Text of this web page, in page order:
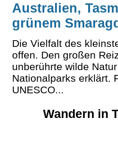
Australien,
grünem Smaragd
Die Vielfalt des
offen. Den großen
unberührte wilde
Nationalparks erklärt.
UNESCO...
Wandern in